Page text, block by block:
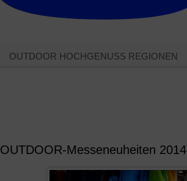
OUTDOOR HOCHGENUSS REGIONEN
OUTDOOR-Messeneuheiten 2014